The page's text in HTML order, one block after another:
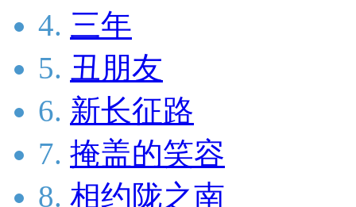
4. 三年
5. 丑朋友
6. 新长征路
7. 掩盖的笑容
8. 相约陇之南